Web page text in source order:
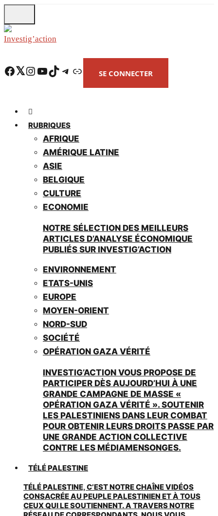
to
main
Facebook Twitter Instagram YouTube TikTok Telegram Lien SE CONNECTER
RUBRIQUES
AFRIQUE
AMÉRIQUE LATINE
ASIE
BELGIQUE
CULTURE
ECONOMIE
NOTRE SÉLECTION DES MEILLEURS
ARTICLES D’ANALYSE ÉCONOMIQUE
PUBLIÉS SUR INVESTIG’ACTION
ENVIRONNEMENT
ETATS-UNIS
EUROPE
MOYEN-ORIENT
NORD-SUD
SOCIÉTÉ
OPÉRATION GAZA VÉRITÉ
INVESTIG’ACTION VOUS PROPOSE DE
PARTICIPER DÈS AUJOURD’HUI À UNE
GRANDE CAMPAGNE DE MASSE «
OPÉRATION GAZA VÉRITÉ ». SOUTENIR
LES PALESTINIENS DANS LEUR COMBAT
POUR OBTENIR LEURS DROITS PASSE PAR
UNE GRANDE ACTION COLLECTIVE
CONTRE LES MÉDIAMENSONGES.
TÉLÉ PALESTINE
TÉLÉ PALESTINE, C’EST NOTRE CHAÎNE VIDÉOS
CONSACRÉE AU PEUPLE PALESTINIEN ET À TOUS
CEUX QUI LE SOUTIENNENT. A TRAVERS NOTRE